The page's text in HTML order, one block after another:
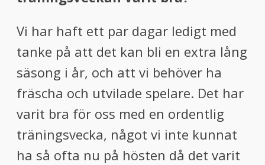
Vi har haft ett par dagar ledigt med
tanke på att det kan bli en extra lång
säsong i år, och att vi behöver ha
fräscha och utvilade spelare. Det har
varit bra för oss med en ordentlig
träningsvecka, något vi inte kunnat
ha så ofta nu på hösten då det varit